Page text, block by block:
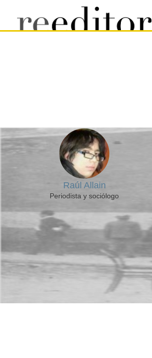
Raúl Allain
Periodista y sociólogo